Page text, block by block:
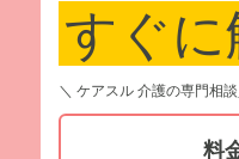
すぐに
＼ ケアスル 介護の専門相
料